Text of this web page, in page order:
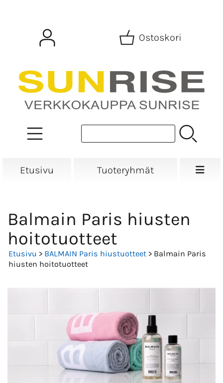
Ostoskori
Etusivu Tuoteryhmät
Balmain Paris hiusten
hoitotuotteet
Etusivu > BALMAIN Paris hiustuotteet > Balmain Paris
hiusten hoitotuotteet